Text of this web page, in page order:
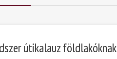
útikalauz földlakóknak